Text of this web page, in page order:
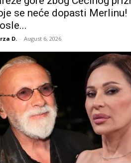
se neće dopasti Merlinu!
D. - August 6, 2026